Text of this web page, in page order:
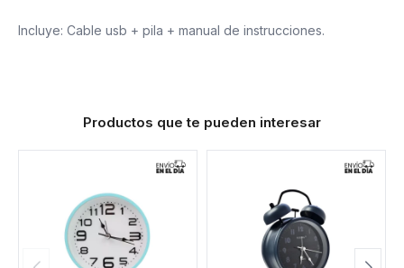
Incluye: Cable usb + pila + manual de instrucciones.
Productos que te pueden interesar